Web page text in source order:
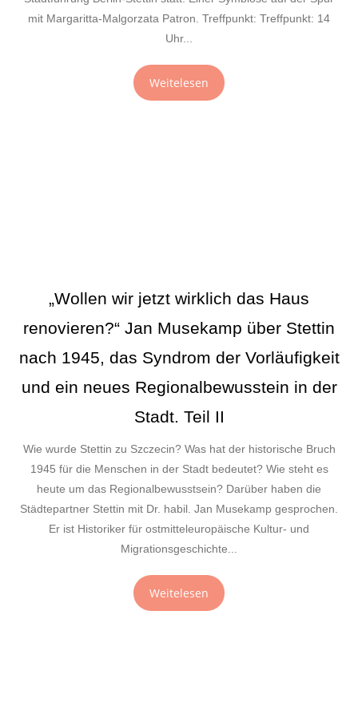
mit Margaritta-Malgorzata Patron. Treffpunkt: Treffpunkt: 14
Uhr...
Weitelesen
„Wollen wir jetzt wirklich das Haus
renovieren?“ Jan Musekamp über Stettin
nach 1945, das Syndrom der Vorläufigkeit
und ein neues Regionalbewusstein in der
Stadt. Teil II
Wie wurde Stettin zu Szczecin? Was hat der historische Bruch
1945 für die Menschen in der Stadt bedeutet? Wie steht es
heute um das Regionalbewusstsein? Darüber haben die
Städtepartner Stettin mit Dr. habil. Jan Musekamp gesprochen.
Er ist Historiker für ostmitteleuropäische Kultur- und
Migrationsgeschichte...
Weitelesen